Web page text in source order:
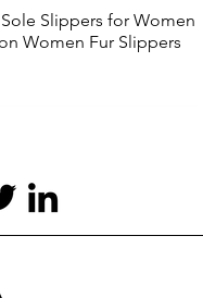
Aperçu rapide
Slippers for Women
Women Fur Slippers